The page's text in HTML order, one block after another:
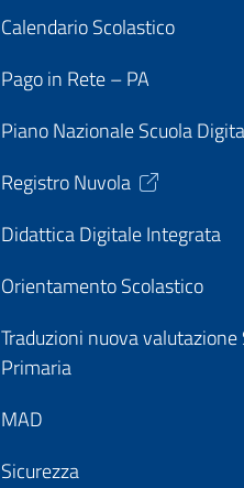
Calendario Scolastico
Pago in Rete – PA
Piano Nazionale Scuola
Registro Nuvola
Didattica Digitale Integrata
Orientamento Scolastico
Traduzioni nuova valutazione
Primaria
MAD
Sicurezza